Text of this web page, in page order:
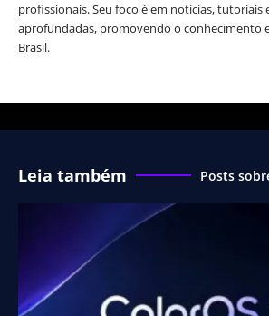
profissionais. Seu foco é em notícias, tutoriais
aprofundadas, promovendo o conhecimento
Brasil.
Leia também Posts